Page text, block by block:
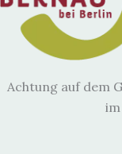
Achtung auf dem